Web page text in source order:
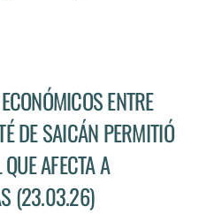
ENTRE
DE SAICÁN PERMITIÓ
AFECTA A
(23.03.26)